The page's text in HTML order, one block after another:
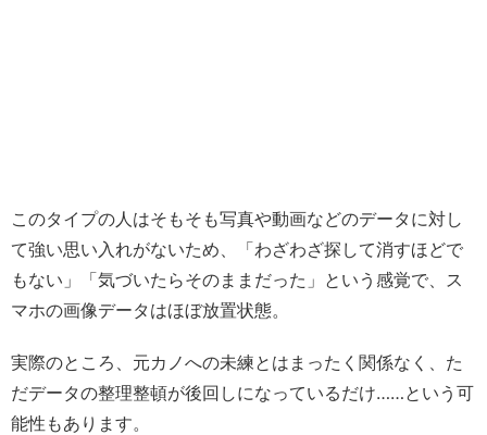
このタイプの人はそもそも写真や動画などのデータに対し
て強い思い入れがないため、「わざわざ探して消すほどで
もない」「気づいたらそのままだった」という感覚で、ス
マホの画像データはほぼ放置状態。
実際のところ、元カノへの未練とはまったく関係なく、た
だデータの整理整頓が後回しになっているだけ……という可
能性もあります。